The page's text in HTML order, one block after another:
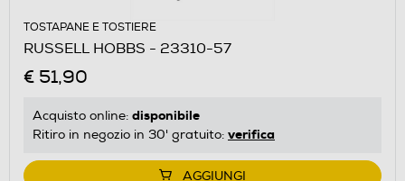
TOSTAPANE E TOSTIERE
RUSSELL HOBBS - 23310-57
€ 51,90
Acquisto online: disponibile
Ritiro in negozio in 30' gratuito: verifica
AGGIUNGI